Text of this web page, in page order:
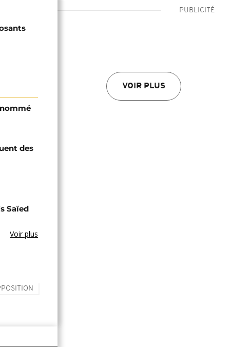
PUBLICITÉ
VOIR PLUS
des
Saïed
Voir plus